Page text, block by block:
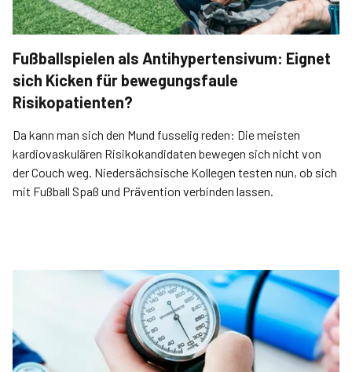
Fußballspielen als Antihypertensivum: Eignet
sich Kicken für bewegungsfaule
Risikopatienten?
Da kann man sich den Mund fusselig reden: Die meisten
kardiovaskulären Risikokandidaten bewegen sich nicht von
der Couch weg. Niedersächsische Kollegen testen nun, ob sich
mit Fußball Spaß und Prävention verbinden lassen.